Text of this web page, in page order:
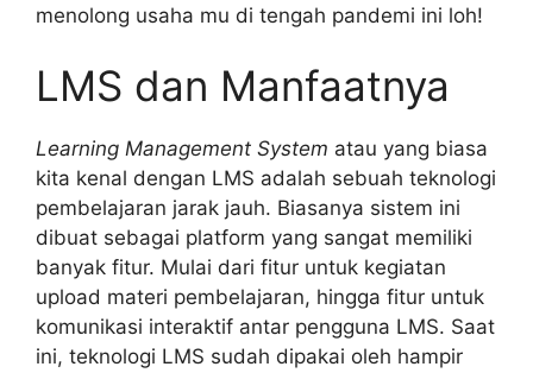
menolong usaha mu di tengah pandemi ini loh!
LMS dan Manfaatnya
Learning Management System atau yang biasa
kita kenal dengan LMS adalah sebuah teknologi
pembelajaran jarak jauh. Biasanya sistem ini
dibuat sebagai platform yang sangat memiliki
banyak fitur. Mulai dari fitur untuk kegiatan
upload materi pembelajaran, hingga fitur untuk
komunikasi interaktif antar pengguna LMS. Saat
ini, teknologi LMS sudah dipakai oleh hampir